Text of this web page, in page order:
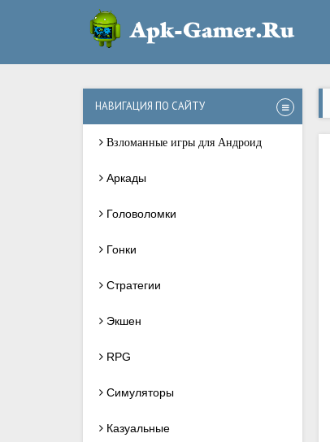
НАВИГАЦИЯ ПО САЙТУ
Взломанные игры для Андроид
Аркады
Головоломки
Гонки
Стратегии
Экшен
RPG
Симуляторы
Казуальные